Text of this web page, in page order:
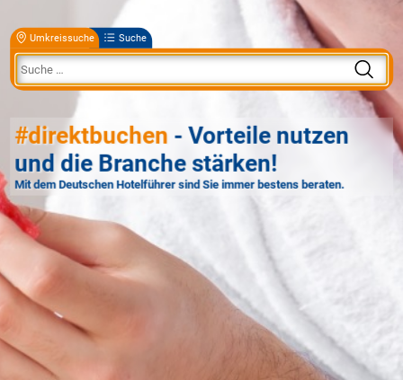
Umkreissuche Suche
#direktbuchen - Vorteile nutzen
und die Branche stärken!
Mit dem Deutschen Hotelführer sind Sie immer bestens beraten.